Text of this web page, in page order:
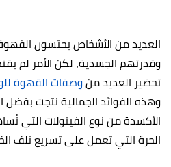
العديد من الأشخاص يحتسون
وقدرتهم الجسدية، لكن الأمر لم
تحضير العديد منوصفات القهوة
وهذه الفوائد الجمالية نتجت
الأكسدة من نوع الفينولات التي
الحرة التي تعمل على تسريع تلف